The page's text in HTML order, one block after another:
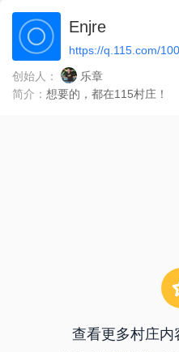
Enjre
https://q.115.com/
创始人：
乐章
简介： 想要的，都在115村庄！
查看更多村庄内